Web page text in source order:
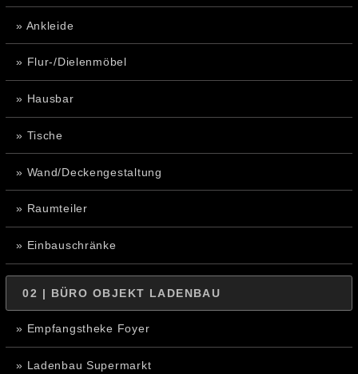
» Ankleide
» Flur-/Dielenmöbel
» Hausbar
» Tische
» Wand/Deckengestaltung
» Raumteiler
» Einbauschränke
02 | BÜRO OBJEKT LADENBAU
» Empfangstheke Foyer
» Ladenbau Supermarkt